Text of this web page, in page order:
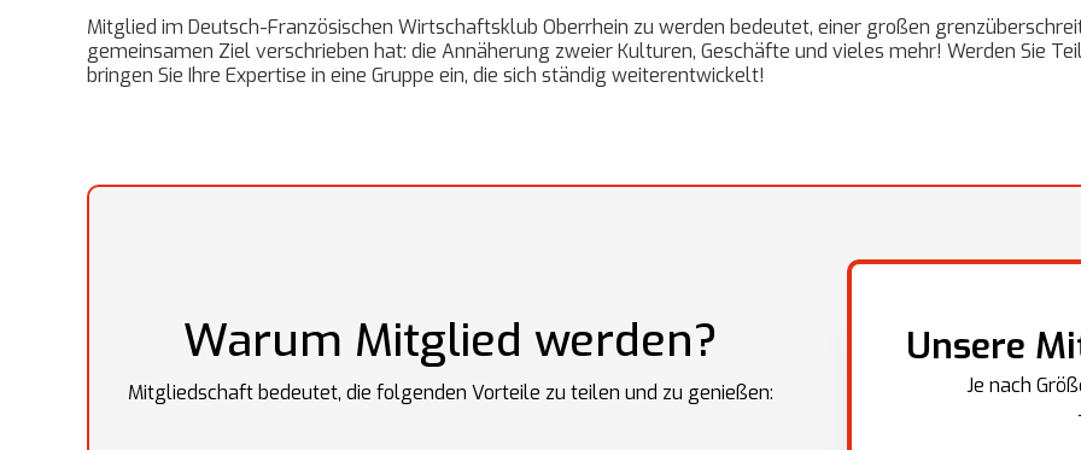
Mitglied im Deutsch-Französischen Wirtschaftsklub Oberrhein zu werden bedeutet, einer großen
gemeinsamen Ziel verschrieben hat: die Annäherung zweier Kulturen, Geschäfte und vieles mehr! Werden Sie
bringen Sie Ihre Expertise in eine Gruppe ein, die sich ständig weiterentwickelt!
Warum Mitglied werden?
Mitgliedschaft bedeutet, die folgenden Vorteile zu teilen und zu genießen:
Unsere
Je nach